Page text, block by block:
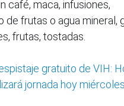
café, maca, infusiones,
de frutas o agua mineral,
frutas, tostadas.
gratuito de VIH:
jornada hoy miércoles